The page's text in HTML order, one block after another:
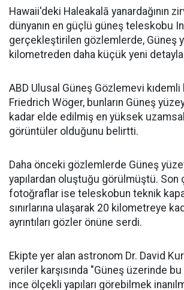
Hawaii'deki Haleakalā yanardağının
dünyanın en güçlü güneş teleskobu
gerçekleştirilen gözlemlerde, Güneş
kilometreden daha küçük yeni
ABD Ulusal Güneş Gözlemevi kıdemli
Friedrich Wöger, bunların Güneş
kadar elde edilmiş en yüksek
görüntüler olduğunu belirtti.
Daha önceki gözlemlerde Güneş
yapılardan oluştuğu görülmüştü. Son
fotoğraflar ise teleskobun teknik
sınırlarına ulaşarak 20 kilometreye
ayrıntıları gözler önüne serdi.
Ekipte yer alan astronom Dr. David
veriler karşısında "Güneş üzerinde
ince ölçekli yapıları görebilmek